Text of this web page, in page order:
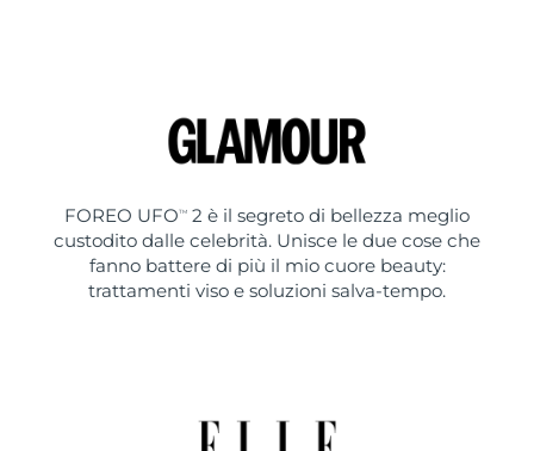
FOREO UFO TM
2 è il segreto di bellezza meglio
custodito dalle celebrità. Unisce le due cose che
fanno battere di più il mio cuore beauty:
trattamenti viso e soluzioni salva-tempo.